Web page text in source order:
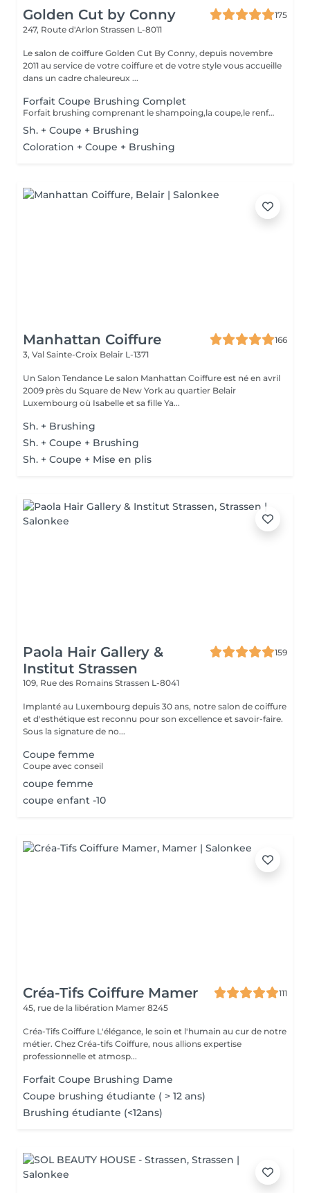
Golden Cut by Conny
175
247, Route d'Arlon Strassen L-8011
Le salon de coiffure Golden Cut By Conny, depuis novembre
2011 au service de votre coiffure et de votre style vous accueille
dans un cadre chaleureux ...
Forfait Coupe Brushing Complet
Forfait brushing comprenant le shampoing,la coupe,le renforçateur/protecteur,le brushing et le finish(hors soins)
Sh. + Coupe + Brushing
Coloration + Coupe + Brushing
Manhattan Coiffure
166
3, Val Sainte-Croix Belair L-1371
Un Salon Tendance Le salon Manhattan Coiffure est né en avril
2009 près du Square de New York au quartier Belair
Luxembourg où Isabelle et sa fille Ya...
Sh. + Brushing
Sh. + Coupe + Brushing
Sh. + Coupe + Mise en plis
Paola Hair Gallery &
Institut Strassen
159
109, Rue des Romains Strassen L-8041
Implanté au Luxembourg depuis 30 ans, notre salon de coiffure
et d'esthétique est reconnu pour son excellence et savoir-faire.
Sous la signature de no...
Coupe femme
Coupe avec conseil
coupe femme
coupe enfant -10
Créa-Tifs Coiffure Mamer
111
45, rue de la libération Mamer 8245
Créa-Tifs Coiffure L'élégance, le soin et l'humain au cur de notre
métier. Chez Créa-tifs Coiffure, nous allions expertise
professionnelle et atmosp...
Forfait Coupe Brushing Dame
Coupe brushing étudiante ( > 12 ans)
Brushing étudiante (<12ans)